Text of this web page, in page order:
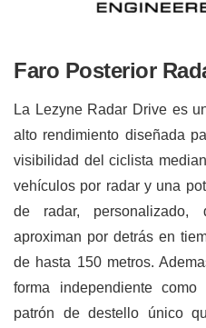
Faro Posterior
La Lezyne Radar Drive es
alto rendimiento diseñada
visibilidad del ciclista
vehículos por radar y una
de radar, personalizado,
aproximan por detrás en
de hasta 150 metros.
forma independiente
patrón de destello único